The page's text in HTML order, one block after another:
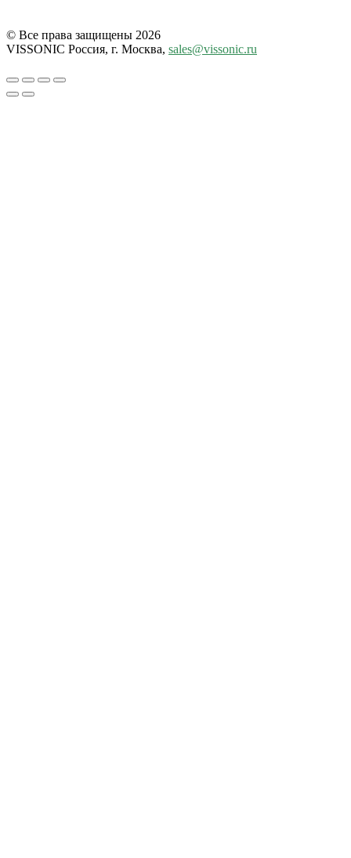
© Все права защищены 2026
VISSONIC Россия, г. Москва, sales@vissonic.ru